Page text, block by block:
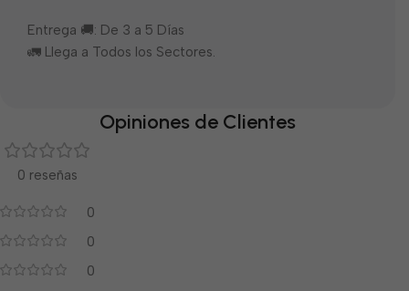
Entrega 🚚: De 3 a 5 Días
🚛 Llega a Todos los Sectores.
Opiniones de Clientes
0 reseñas
0
0
0